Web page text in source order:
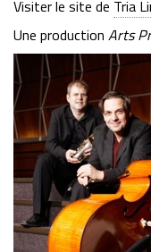
Visiter le site de Tria
Une production Arts